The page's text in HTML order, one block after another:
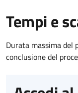
Tempi e
Durata massima del
conclusione del